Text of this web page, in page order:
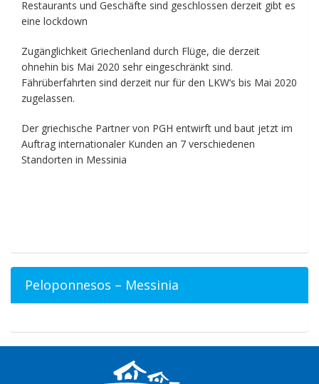
Restaurants und Geschäfte sind geschlossen derzeit gibt es
eine lockdown
Zugänglichkeit Griechenland durch Flüge, die derzeit
ohnehin bis Mai 2020 sehr eingeschränkt sind.
Fährüberfahrten sind derzeit nur für den LKW‘s bis Mai 2020
zugelassen.
Der griechische Partner von PGH entwirft und baut jetzt im
Auftrag internationaler Kunden an 7 verschiedenen
Standorten in Messinia
Peloponnesos – Messinia